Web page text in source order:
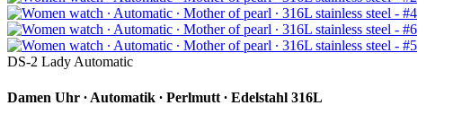
DS-2 Lady Automatic
Damen Uhr ∙ Automatik ∙ Perlmutt ∙ Edelstahl 316L